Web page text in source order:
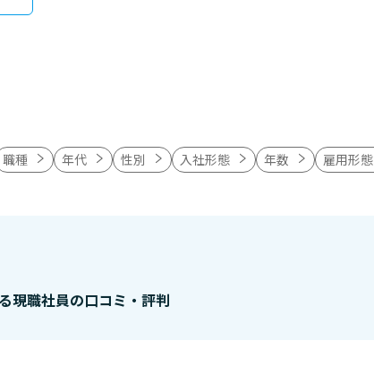
職種 年代 性別 入社形態 年数 雇用形態
現職社員の口コミ・評判